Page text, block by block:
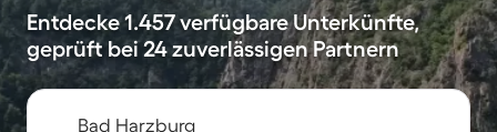
Entdecke 1.457 verfügbare Unterkünfte,
geprüft bei 24 zuverlässigen Partnern